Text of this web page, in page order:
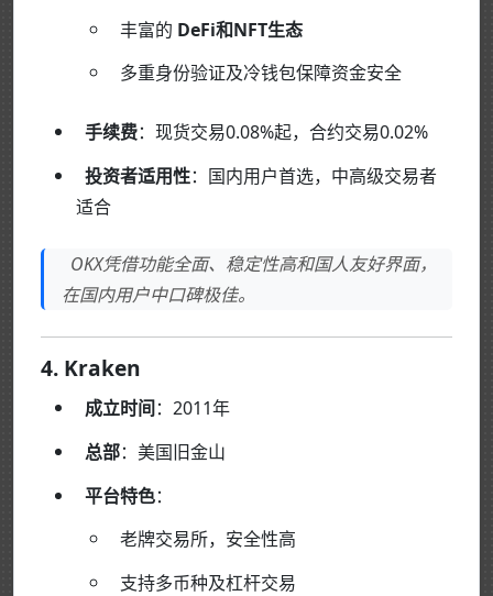
丰富的 DeFi和NFT生态
多重身份验证及冷钱包保障资金安全
手续费：现货交易0.08%起，合约交易0.02%
投资者适用性：国内用户首选，中高级交易者
适合
OKX凭借功能全面、稳定性高和国人友好界面，
在国内用户中口碑极佳。
4. Kraken
成立时间：2011年
总部：美国旧金山
平台特色：
老牌交易所，安全性高
支持多币种及杠杆交易